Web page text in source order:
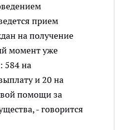
прием
на получение
момент уже
584 на
и 20 на
помощи за
- говорится